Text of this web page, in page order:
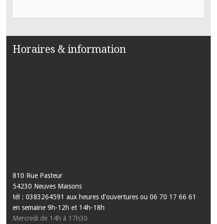
Horaires & information
810 Rue Pasteur
54230 Neuves Maisons
tél : 0383264591 aux heures d'ouvertures ou 06 70 17 66 61
en semaine 9h-12h et 14h-18h
Mercredi de 14h à 17h30